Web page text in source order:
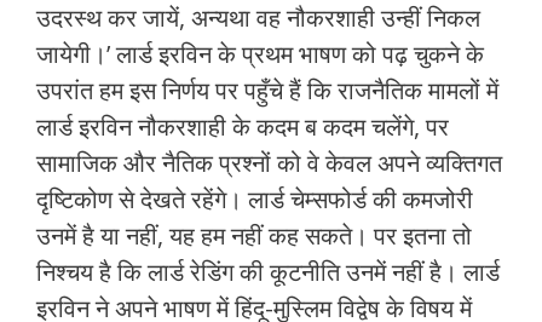
उदरस्‍थ कर जायें, अन्‍यथा वह नौकरशाही उन्‍हीं निकल
जायेगी।’ लार्ड इरविन के प्रथम भाषण को पढ़ चुकने के
उपरांत हम इस निर्णय पर पहुँचे हैं कि राजनैतिक मामलों में
लार्ड इरविन नौकरशाही के कदम ब कदम चलेंगे, पर
सामाजिक और नैतिक प्रश्‍नों को वे केवल अपने व्‍यक्तिगत
दृष्टिकोण से देखते रहेंगे। लार्ड चेम्‍सफोर्ड की कमजोरी
उनमें है या नहीं, यह हम नहीं कह सकते। पर इतना तो
निश्‍चय है कि लार्ड रेडिंग की कूटनीति उनमें नहीं है। लार्ड
इरविन ने अपने भाषण में हिंदू-मुस्लिम विद्वेष के विषय में